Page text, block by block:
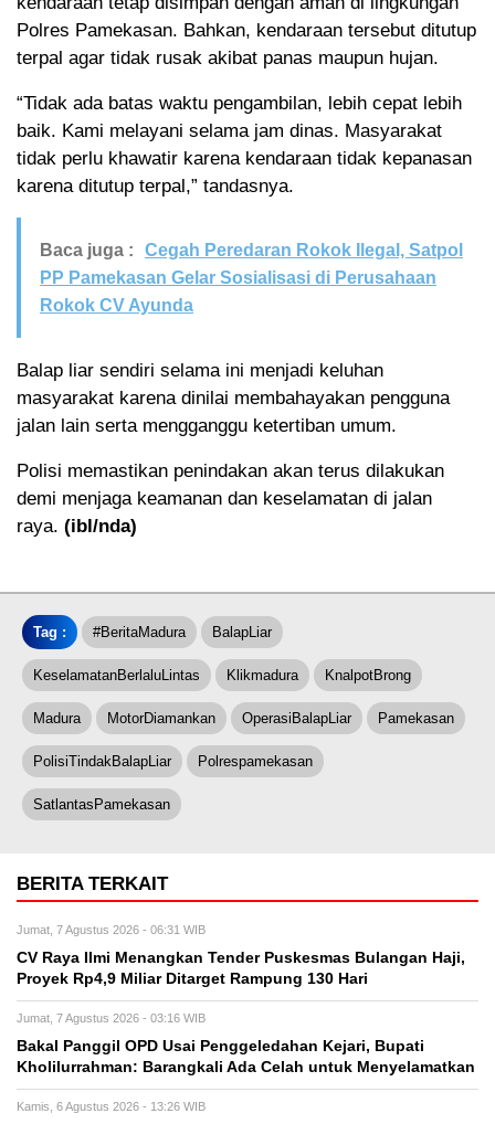
Polres Pamekasan. Bahkan, kendaraan tersebut ditutup
terpal agar tidak rusak akibat panas maupun hujan.
“Tidak ada batas waktu pengambilan, lebih cepat lebih
baik. Kami melayani selama jam dinas. Masyarakat
tidak perlu khawatir karena kendaraan tidak kepanasan
karena ditutup terpal,” tandasnya.
Baca juga :
Cegah Peredaran Rokok Ilegal, Satpol
PP Pamekasan Gelar Sosialisasi di Perusahaan
Rokok CV Ayunda
Balap liar sendiri selama ini menjadi keluhan
masyarakat karena dinilai membahayakan pengguna
jalan lain serta mengganggu ketertiban umum.
Polisi memastikan penindakan akan terus dilakukan
demi menjaga keamanan dan keselamatan di jalan
raya. (ibl/nda)
Tag : #BeritaMadura BalapLiar
KeselamatanBerlaluLintas Klikmadura KnalpotBrong
Madura MotorDiamankan OperasiBalapLiar Pamekasan
PolisiTindakBalapLiar Polrespamekasan
SatlantasPamekasan
BERITA TERKAIT
Jumat, 7 Agustus 2026 - 06:31 WIB
CV Raya Ilmi Menangkan Tender Puskesmas Bulangan Haji,
Proyek Rp4,9 Miliar Ditarget Rampung 130 Hari
Jumat, 7 Agustus 2026 - 03:16 WIB
Bakal Panggil OPD Usai Penggeledahan Kejari, Bupati
Kholilurrahman: Barangkali Ada Celah untuk Menyelamatkan
Kamis, 6 Agustus 2026 - 13:26 WIB